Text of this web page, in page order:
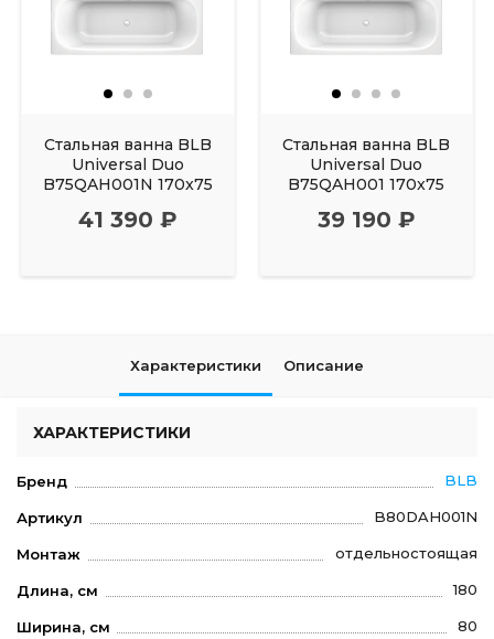
Стальная ванна BLB
Universal Duo
B75QAH001N 170x75
41 390 ₽
Стальная ванна BLB
Universal Duo
B75QAH001 170x75
39 190 ₽
Характеристики Описание
ХАРАКТЕРИСТИКИ
Бренд BLB
Артикул B80DAH001N
Монтаж отдельностоящая
Длина, см 180
Ширина, см 80